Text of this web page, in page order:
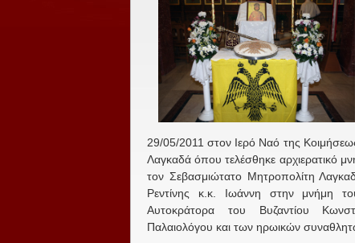
29/05/2011 στον Ιερό Ναό της
Λαγκαδά όπου τελέσθηκε αρχιερατικό
τον Σεβασμιώτατο Μητροπολίτη
Ρεντίνης κ.κ. Ιωάννη στην μνήμη
Αυτοκράτορα του Βυζαντίου
Παλαιολόγου και των ηρωικών